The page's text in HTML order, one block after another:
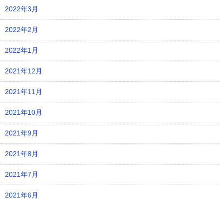
2022年3月
2022年2月
2022年1月
2021年12月
2021年11月
2021年10月
2021年9月
2021年8月
2021年7月
2021年6月